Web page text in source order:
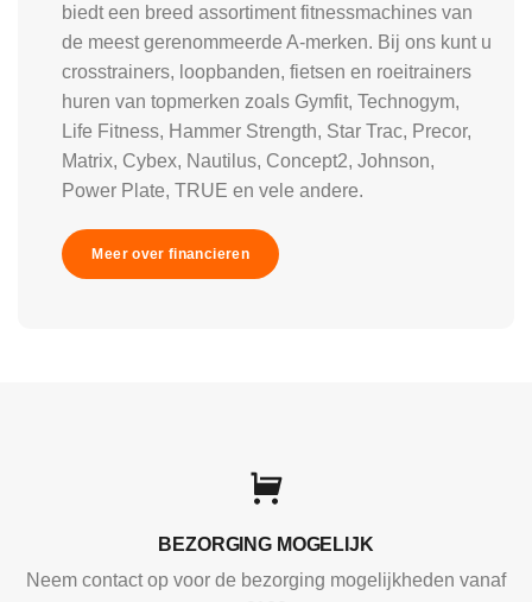
biedt een breed assortiment fitnessmachines van
de meest gerenommeerde A-merken. Bij ons kunt u
crosstrainers, loopbanden, fietsen en roeitrainers
huren van topmerken zoals Gymfit, Technogym,
Life Fitness, Hammer Strength, Star Trac, Precor,
Matrix, Cybex, Nautilus, Concept2, Johnson,
Power Plate, TRUE en vele andere.
Meer over financieren
BEZORGING MOGELIJK
Neem contact op voor de bezorging mogelijkheden vanaf